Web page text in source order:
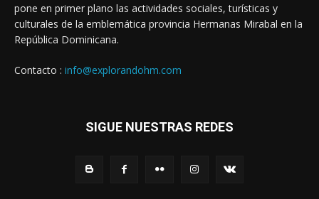
pone en primer plano las actividades sociales, turísticas y
culturales de la emblemática provincia Hermanas Mirabal en la
República Dominicana.
Contacto : info@explorandohm.com
SIGUE NUESTRAS REDES